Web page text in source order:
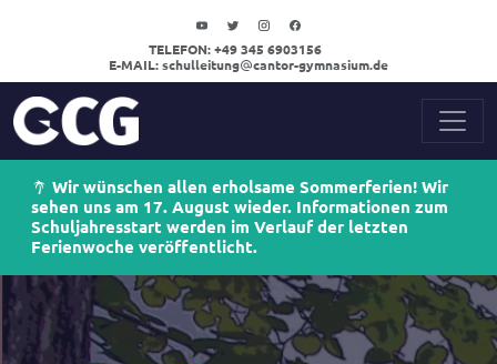
TELEFON: +49 345 6903156
E-MAIL: schulleitung cantor-gymnasium.de
Wir wünschen allen erholsame Sommerferien! Wir
sehen uns am 17. August wieder. Informationen zum
Schuljahresstart werden im Verlauf der letzten
Ferienwoche veröffentlicht.